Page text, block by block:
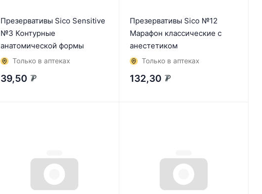
Презервативы Sico Sensitive
№3 Контурные
анатомической формы
Только в аптеках
39,50 ₽
Презервативы Sico №12
Марафон классические с
анестетиком
Только в аптеках
132,30 ₽